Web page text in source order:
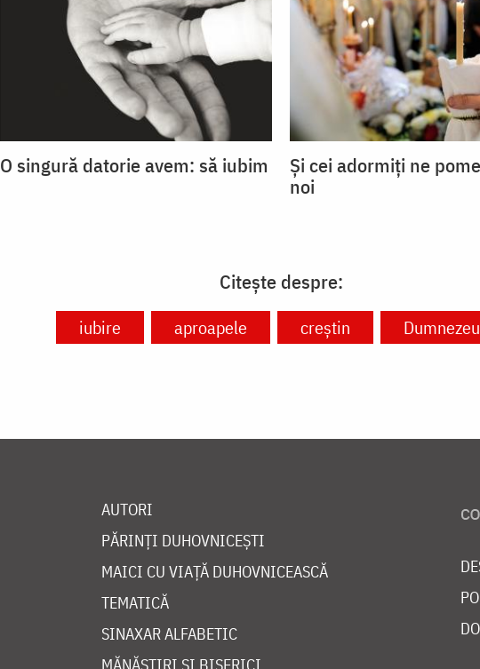
O singură datorie avem: să iubim
Și cei adormiți ne
noi
Citește despre:
iubire aproapele creștin Dumnezeu
AUTORI
PĂRINȚI DUHOVNICEȘTI
MAICI CU VIAȚĂ DUHOVNICEASCĂ
TEMATICĂ
SINAXAR ALFABETIC
MĂNĂSTIRI ȘI BISERICI